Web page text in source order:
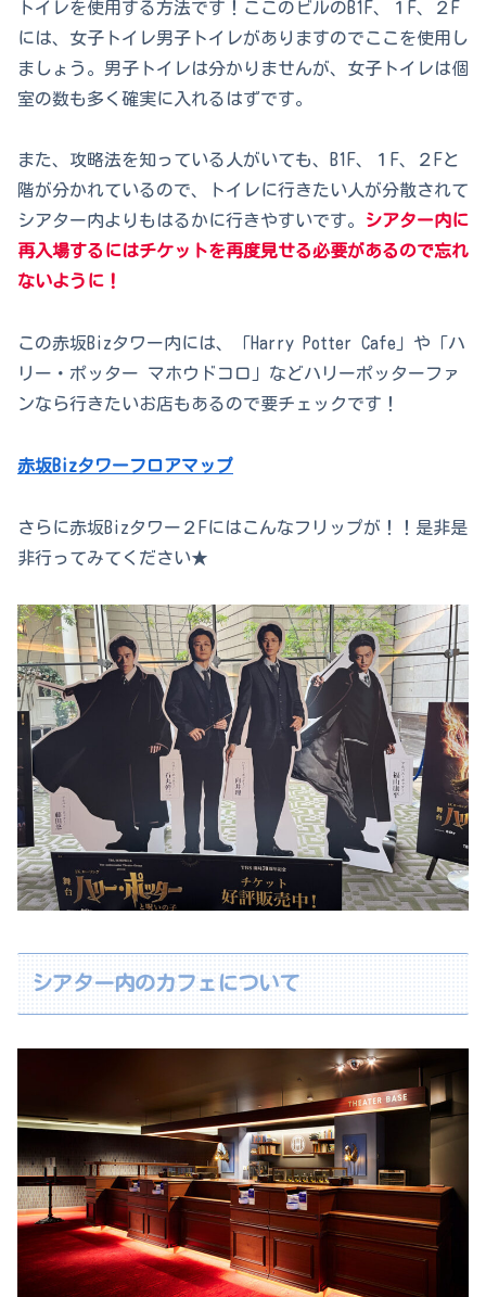
トイレを使用する方法です！ここのビルのB1F、１F、２F
には、女子トイレ男子トイレがありますのでここを使用し
ましょう。男子トイレは分かりませんが、女子トイレは個
室の数も多く確実に入れるはずです。
また、攻略法を知っている人がいても、B1F、１F、２Fと
階が分かれているので、トイレに行きたい人が分散されて
シアター内よりもはるかに行きやすいです。
シアター内に
再入場するにはチケットを再度見せる必要があるので忘れ
ないように！
この赤坂Bizタワー内には、「Harry Potter Cafe」や「ハ
リー・ポッター マホウドコロ」などハリーポッターファ
ンなら行きたいお店もあるので要チェックです！
赤坂Bizタワーフロアマップ
さらに赤坂Bizタワー２Fにはこんなフリップが！！是非是
非行ってみてください★
シアター内のカフェについて